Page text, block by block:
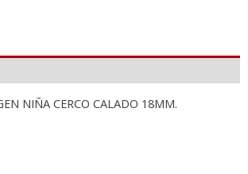
NIÑA CERCO CALADO 18MM.